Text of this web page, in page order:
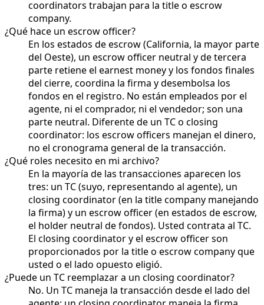
coordinators trabajan para la title o escrow
company.
¿Qué hace un escrow officer?
En los estados de escrow (California, la mayor parte
del Oeste), un escrow officer neutral y de tercera
parte retiene el earnest money y los fondos finales
del cierre, coordina la firma y desembolsa los
fondos en el registro. No están empleados por el
agente, ni el comprador, ni el vendedor; son una
parte neutral. Diferente de un TC o closing
coordinator: los escrow officers manejan el dinero,
no el cronograma general de la transacción.
¿Qué roles necesito en mi archivo?
En la mayoría de las transacciones aparecen los
tres: un TC (suyo, representando al agente), un
closing coordinator (en la title company manejando
la firma) y un escrow officer (en estados de escrow,
el holder neutral de fondos). Usted contrata al TC.
El closing coordinator y el escrow officer son
proporcionados por la title o escrow company que
usted o el lado opuesto eligió.
¿Puede un TC reemplazar a un closing coordinator?
No. Un TC maneja la transacción desde el lado del